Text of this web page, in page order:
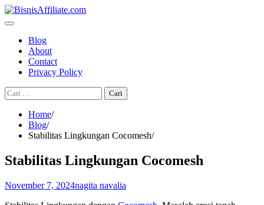
Skip
to
Blog
About
Contact
Privacy Policy
Cari
untuk:
Home
Blog
Stabilitas Lingkungan Cocomesh
Stabilitas Lingkungan Cocomesh
November 7, 2024nagita navalia